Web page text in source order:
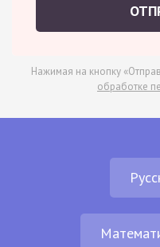
Нажимая на кнопку
обработке